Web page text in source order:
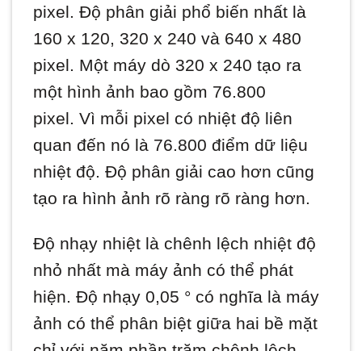
pixel. Độ phân giải phổ biến nhất là
160 x 120, 320 x 240 và 640 x 480
pixel. Một máy dò 320 x 240 tạo ra
một hình ảnh bao gồm 76.800
pixel. Vì mỗi pixel có nhiệt độ liên
quan đến nó là 76.800 điểm dữ liệu
nhiệt độ. Độ phân giải cao hơn cũng
tạo ra hình ảnh rõ ràng rõ ràng hơn.
Độ nhạy nhiệt là chênh lệch nhiệt độ
nhỏ nhất mà máy ảnh có thể phát
hiện. Độ nhạy 0,05 ° có nghĩa là máy
ảnh có thể phân biệt giữa hai bề mặt